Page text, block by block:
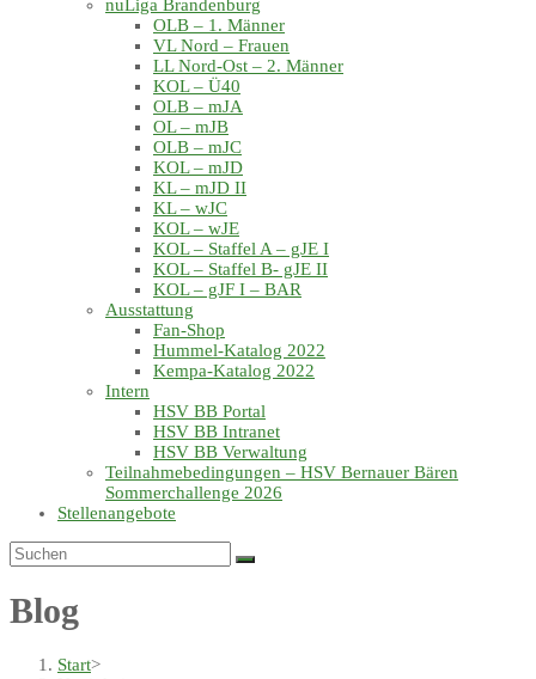
nuLiga Brandenburg
OLB – 1. Männer
VL Nord – Frauen
LL Nord-Ost – 2. Männer
KOL – Ü40
OLB – mJA
OL – mJB
OLB – mJC
KOL – mJD
KL – mJD II
KL – wJC
KOL – wJE
KOL – Staffel A – gJE I
KOL – Staffel B- gJE II
KOL – gJF I – BAR
Ausstattung
Fan-Shop
Hummel-Katalog 2022
Kempa-Katalog 2022
Intern
HSV BB Portal
HSV BB Intranet
HSV BB Verwaltung
Teilnahmebedingungen – HSV Bernauer Bären
Sommerchallenge 2026
Stellenangebote
Blog
Start>